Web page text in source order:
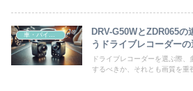
DRV-G50WとZDR065
うドライブレコーダー
ドライブレコーダーを選ぶ際
するべきか、それとも画質を重